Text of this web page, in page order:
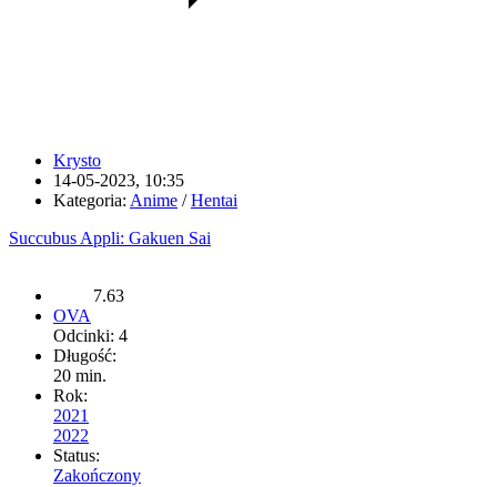
Krysto
14-05-2023, 10:35
Kategoria: Anime /Hentai
Succubus Appli: Gakuen Sai
7.63
OVA
Odcinki: 4
Długość:
20 min.
Rok:
2021
2022
Status:
Zakończony